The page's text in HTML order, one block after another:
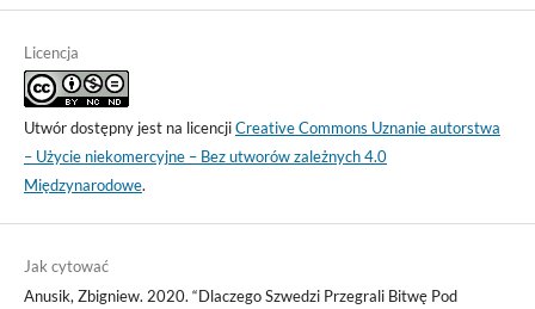
Licencja
Utwór dostępny jest na licencjiCreative Commons Uznanie autorstwa
– Użycie niekomercyjne – Bez utworów zależnych 4.0
Międzynarodowe.
Jak cytować
Anusik, Zbigniew. 2020. “Dlaczego Szwedzi Przegrali Bitwę Pod